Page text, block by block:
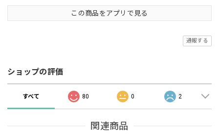
この商品をアプリで見る
通報する
ショップの評価
すべて 80 0 2
関連商品